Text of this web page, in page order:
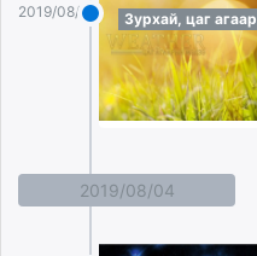
2019/08/05 Зурхай, цаг агаар
2019/08/04